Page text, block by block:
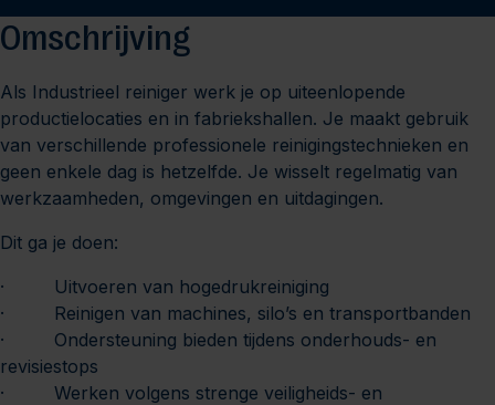
Omschrijving
Als Industrieel reiniger werk je op uiteenlopende
productielocaties en in fabriekshallen. Je maakt gebruik
van verschillende professionele reinigingstechnieken en
geen enkele dag is hetzelfde. Je wisselt regelmatig van
werkzaamheden, omgevingen en uitdagingen.
Dit ga je doen:
· Uitvoeren van hogedrukreiniging
· Reinigen van machines, silo’s en transportbanden
· Ondersteuning bieden tijdens onderhouds- en
revisiestops
· Werken volgens strenge veiligheids- en